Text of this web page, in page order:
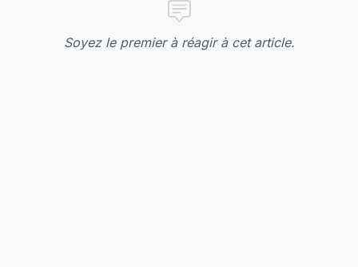
Soyez le premier à réagir à cet article.